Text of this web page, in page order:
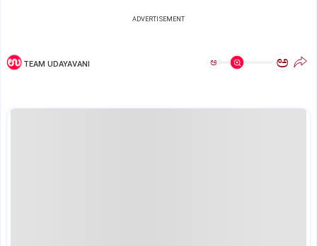
ADVERTISEMENT
TEAM UDAYAVANI ಅ ಅ